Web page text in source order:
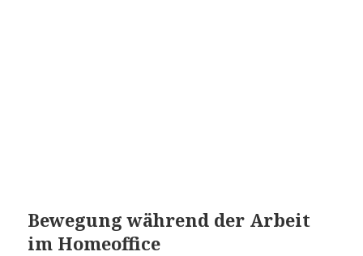
Bewegung während der Arbeit
im Homeoffice